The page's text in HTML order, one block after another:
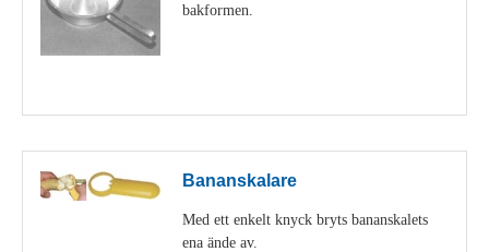
bakformen.
Bananskalare
Med ett enkelt knyck bryts bananskalets
ena ände av.